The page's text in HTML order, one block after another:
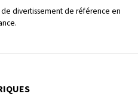
divertissement de référence en